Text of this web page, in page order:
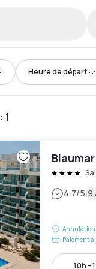
Heure de départ
: 1
4.7/5|9
Paiement
10h -